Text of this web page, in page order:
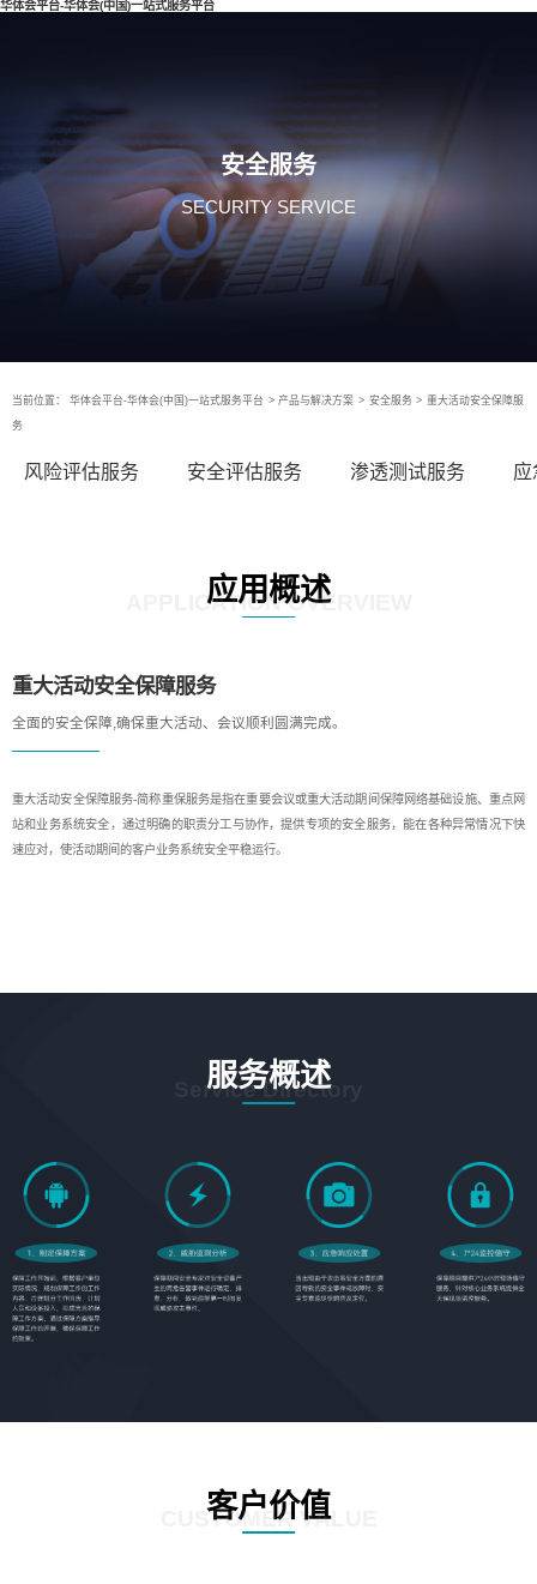
华体会平台-华体会(中国)一站式服务平台
安全服务
SECURITY SERVICE
当前位置： 华体会平台-华体会(中国)一站式服务平台 > 产品与解决方案 > 安全服务 > 重大活动安全保障服
务
风险评估服务 安全评估服务 渗透测试服务 应
应用概述
APPLICATION OVERVIEW
重大活动安全保障服务
全面的安全保障,确保重大活动、会议顺利圆满完成。
重大活动安全保障服务-简称重保服务是指在重要会议或重大活动期间保障网络基础设施、重点网
站和业务系统安全，通过明确的职责分工与协作，提供专项的安全服务，能在各种异常情况下快
速应对，使活动期间的客户业务系统安全平稳运行。
服务概述
Service Directory
客户价值
CUSTOMER VALUE